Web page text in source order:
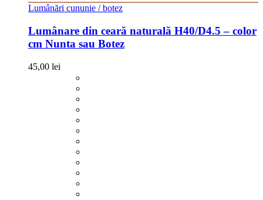
Lumânări cununie / botez
Lumânare din ceară naturală H40/D4.5 – color
cm Nunta sau Botez
45,00 lei